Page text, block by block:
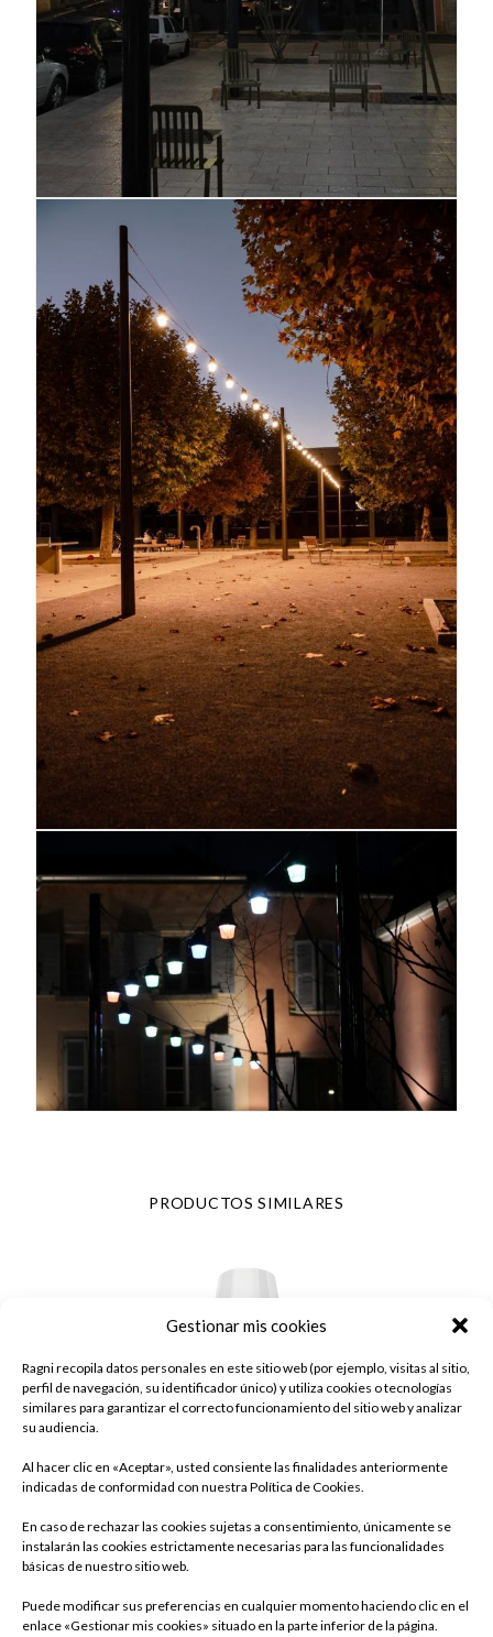
Gestionar mis cookies
Ragni recopila datos personales en este sitio web (por ejemplo, visitas al sitio,
perfil de navegación, su identificador único) y utiliza cookies o tecnologías
similares para garantizar el correcto funcionamiento del sitio web y analizar
su audiencia.
Al hacer clic en «Aceptar», usted consiente las finalidades anteriormente
indicadas de conformidad con nuestra Política de Cookies.
En caso de rechazar las cookies sujetas a consentimiento, únicamente se
instalarán las cookies estrictamente necesarias para las funcionalidades
básicas de nuestro sitio web.
Puede modificar sus preferencias en cualquier momento haciendo clic en el
enlace «Gestionar mis cookies» situado en la parte inferior de la página.
PRODUCTOS SIMILARES